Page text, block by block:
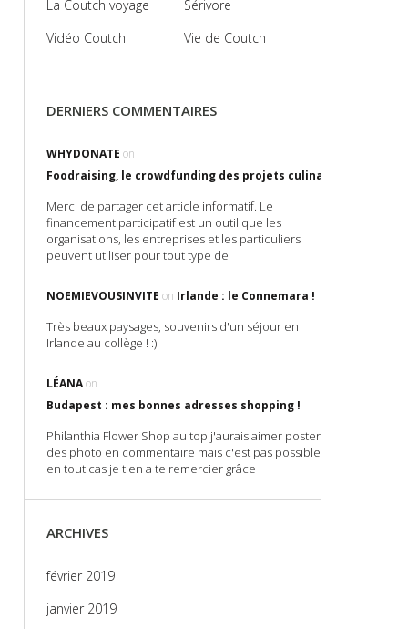
La Coutch voyage
Sérivore
Vidéo Coutch
Vie de Coutch
DERNIERS COMMENTAIRES
WHYDONATE on
Foodraising, le crowdfunding des projets culinaires !
Merci de partager cet article informatif. Le
financement participatif est un outil que les
organisations, les entreprises et les particuliers
peuvent utiliser pour tout type de
NOEMIEVOUSINVITE on Irlande : le Connemara !
Très beaux paysages, souvenirs d'un séjour en
Irlande au collège ! :)
LÉANAon
Budapest : mes bonnes adresses shopping !
Philanthia Flower Shop au top j'aurais aimer poster
des photo en commentaire mais c'est pas possible
en tout cas je tien a te remercier grâce
ARCHIVES
février 2019
janvier 2019